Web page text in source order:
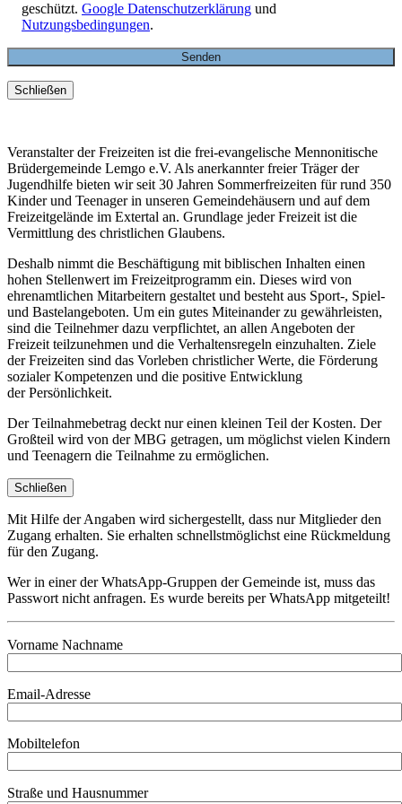
geschützt. Google Datenschutzerklärung und
Nutzungsbedingungen.
Schließen
Veranstalter der Freizeiten ist die frei-evangelische Mennonitische
Brüdergemeinde Lemgo e.V. Als anerkannter freier Träger der
Jugendhilfe bieten wir seit 30 Jahren Sommerfreizeiten für rund 350
Kinder und Teenager in unseren Gemeindehäusern und auf dem
Freizeitgelände im Extertal an. Grundlage jeder Freizeit ist die
Vermittlung des christlichen Glaubens.
Deshalb nimmt die Beschäftigung mit biblischen Inhalten einen
hohen Stellenwert im Freizeitprogramm ein. Dieses wird von
ehrenamtlichen Mitarbeitern gestaltet und besteht aus Sport-, Spiel-
und Bastelangeboten. Um ein gutes Miteinander zu gewährleisten,
sind die Teilnehmer dazu verpflichtet, an allen Angeboten der
Freizeit teilzunehmen und die Verhaltensregeln einzuhalten. Ziele
der Freizeiten sind das Vorleben christlicher Werte, die Förderung
sozialer Kompetenzen und die positive Entwicklung
der Persönlichkeit.
Der Teilnahmebetrag deckt nur einen kleinen Teil der Kosten. Der
Großteil wird von der MBG getragen, um möglichst vielen Kindern
und Teenagern die Teilnahme zu ermöglichen.
Schließen
Mit Hilfe der Angaben wird sichergestellt, dass nur Mitglieder den
Zugang erhalten. Sie erhalten schnellstmöglichst eine Rückmeldung
für den Zugang.
Wer in einer der WhatsApp-Gruppen der Gemeinde ist, muss das
Passwort nicht anfragen. Es wurde bereits per WhatsApp mitgeteilt!
Vorname Nachname
Email-Adresse
Mobiltelefon
Straße und Hausnummer